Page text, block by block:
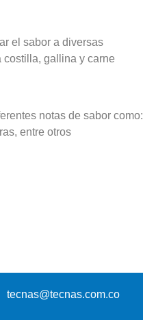
el sabor a diversas
gallina y carne
notas de sabor como:
entre otros
tecnas@tecnas.com.co